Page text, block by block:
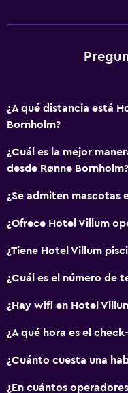
Estacionamiento y
Terraza/patio
Actividades
General
Servicios y facilidades
¿A qué distancia está
Bornholm?
¿Cuál es la mejor
desde Rønne Bornholm?
¿Se admiten mascotas
¿Ofrece Hotel Villum
¿Tiene Hotel Villum
¿Cuál es el número de
¿Hay wifi en Hotel
¿A qué hora es el
¿Cuánto cuesta una
¿En cuántos